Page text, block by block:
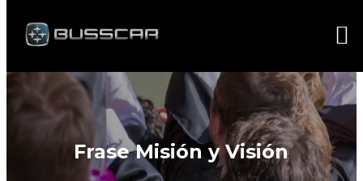
Frase Misión y Visión